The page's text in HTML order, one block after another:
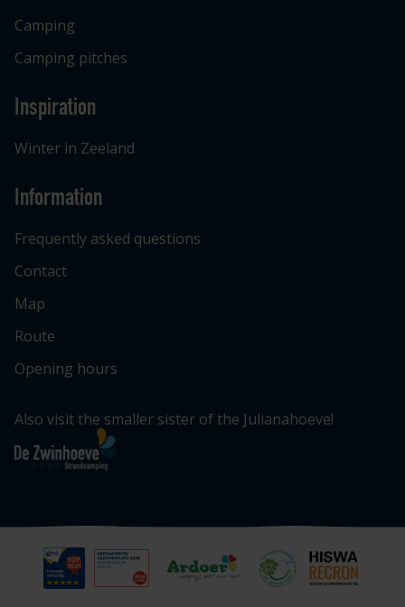
Camping
Camping pitches
Inspiration
Winter in Zeeland
Information
Frequently asked questions
Contact
Map
Route
Opening hours
Also visit the smaller sister of the Julianahoeve!